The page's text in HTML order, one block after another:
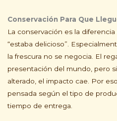
Conservación Para Que
La conservación es la diferencia
“estaba delicioso”.
la frescura no se negocia. El
presentación del mundo, pero
alterado, el impacto cae. Por
pensada según el tipo de
tiempo de entrega.